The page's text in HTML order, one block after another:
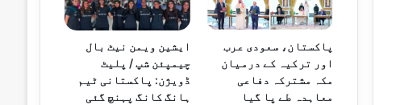
پاکستان، سعودی عرب
اور ترکیہ کے درمیان
مکہ مشترکہ دفاعی
معاہدہ طے پا گیا
ایشین ویمن نیٹ بال
چیمپئن شپ / پلیٹ
ڈویژن: پاکستانی ٹیم
ہانگ کانگ پہنچ گئی